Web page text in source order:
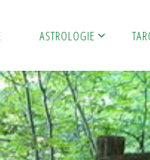
ASTROLOGIE